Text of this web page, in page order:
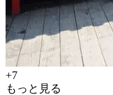
+7
もっと見る